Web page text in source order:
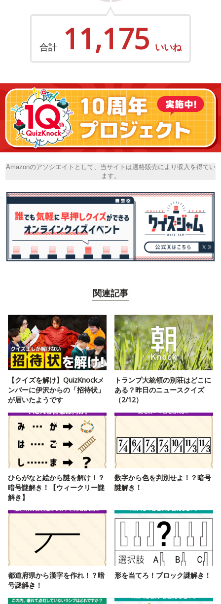
合計 11,175 いいね
Amazonのアソシエイトとして、当サイトは適格販売により収入を得てい
ます。
関連記事
【クイズを解け】QuizKnockメ
ンバーに伊沢からの「招待状」
が届いたようです
トランプ大統領の別荘はどこに
ある？昨日のニュースクイズ
（2/12）
ひらがなと絵から謎を解け！？
暗号謎解き！【ウィークリー謎
解き】
数字から色を判別せよ！？暗号
謎解き！
都道府県から漢字を作れ！？暗
号謎解き！
形を当てろ！ブロック謎解き！